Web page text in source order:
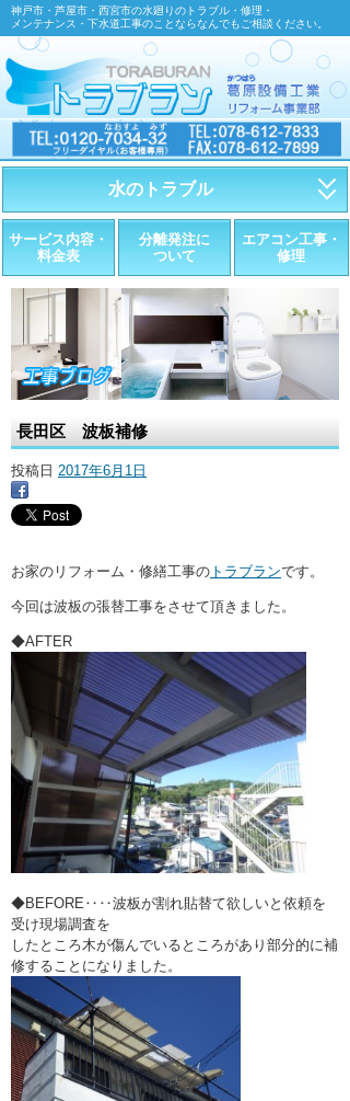
神戸市・芦屋市・西宮市の水廻りのトラブル・修理・
メンテナンス・下水道工事のことならなんでもご相談ください。
水のトラブル
・トイレが詰まったら
・トイレが漏れたら
・水道管が漏れたら
・排水が詰まったら
・水栓金具の取替え
・ここに水栓がほしい
サービス内容・
料金表
分離発注に
ついて
エアコン工事・
修理
長田区 波板補修
投稿日 2017年6月1日
お家のリフォーム・修繕工事の トラブランです。
今回は波板の張替工事をさせて頂きました。
◆AFTER
◆BEFORE‥‥波板が割れ貼替て欲しいと依頼を
受け現場調査を
したところ木が傷んでいるところがあり部分的に補
修することになりました。